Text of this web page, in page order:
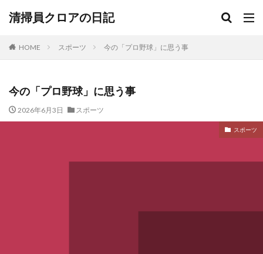
清掃員クロアの日記
HOME スポーツ 今の「プロ野球」に思う事
今の「プロ野球」に思う事
2026年6月3日 スポーツ
スポーツ